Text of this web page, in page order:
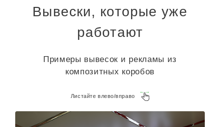
Вывески, которые уже
работают
Примеры вывесок и рекламы из
композитных коробов
Листайте влево/вправо